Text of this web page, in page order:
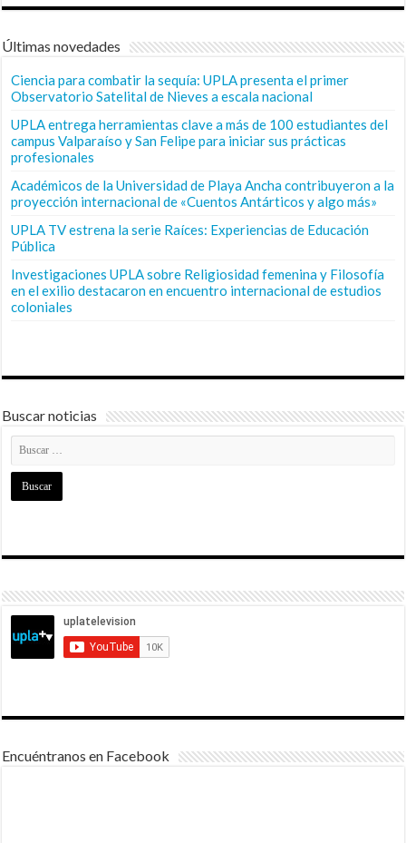
Últimas novedades
Ciencia para combatir la sequía: UPLA presenta el primer
Observatorio Satelital de Nieves a escala nacional
UPLA entrega herramientas clave a más de 100 estudiantes del
campus Valparaíso y San Felipe para iniciar sus prácticas
profesionales
Académicos de la Universidad de Playa Ancha contribuyeron a la
proyección internacional de «Cuentos Antárticos y algo más»
UPLA TV estrena la serie Raíces: Experiencias de Educación
Pública
Investigaciones UPLA sobre Religiosidad femenina y Filosofía
en el exilio destacaron en encuentro internacional de estudios
coloniales
Buscar noticias
Encuéntranos en Facebook